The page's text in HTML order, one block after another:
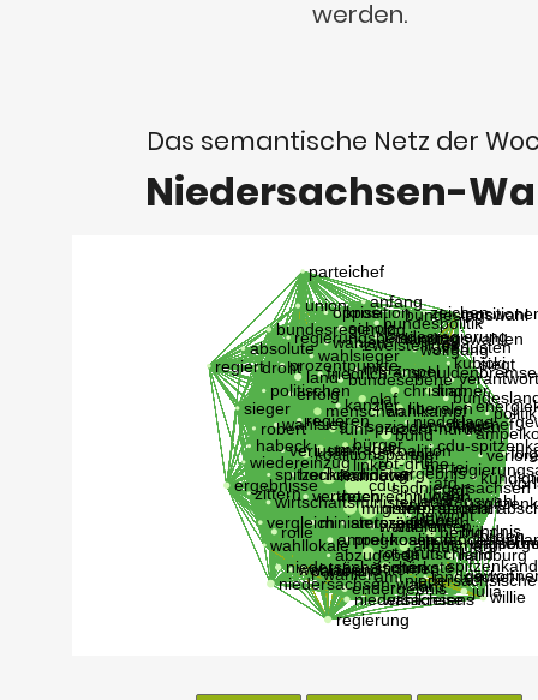
werden.
Das semantische Netz der
Niedersachsen-